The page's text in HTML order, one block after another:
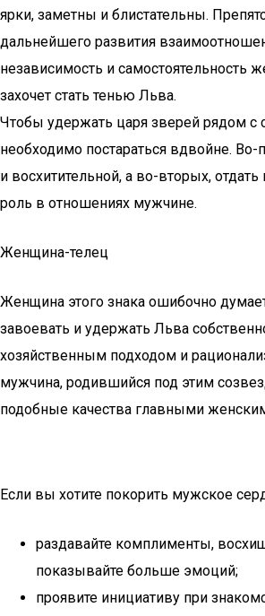
ярки, заметны и блистательны.
дальнейшего развития
независимость и самостоятельность
захочет стать тенью Льва.
Чтобы удержать царя зверей рядом с
необходимо постараться вдвойне.
и восхитительной, а во-вторых,
роль в отношениях мужчине.
Женщина-телец
Женщина этого знака ошибочно
завоевать и удержать Льва
хозяйственным подходом и
мужчина, родившийся под этим
подобные качества главными
Если вы хотите покорить мужское
раздавайте комплименты,
показывайте больше эмоций;
проявите инициативу при